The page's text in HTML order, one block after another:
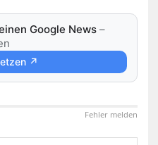
Google News –
↗
Fehler melden